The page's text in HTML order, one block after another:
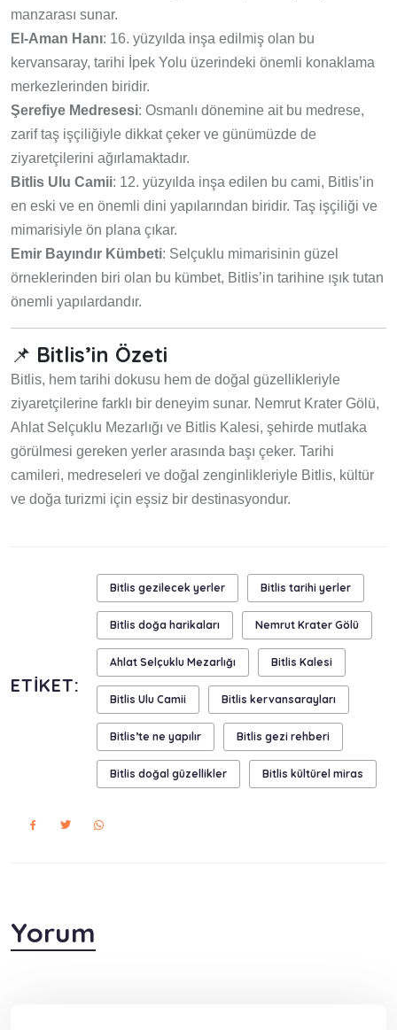
manzarası sunar.
El-Aman Hanı: 16. yüzyılda inşa edilmiş olan bu
kervansaray, tarihi İpek Yolu üzerindeki önemli konaklama
merkezlerinden biridir.
Şerefiye Medresesi: Osmanlı dönemine ait bu medrese,
zarif taş işçiliğiyle dikkat çeker ve günümüzde de
ziyaretçilerini ağırlamaktadır.
Bitlis Ulu Camii: 12. yüzyılda inşa edilen bu cami, Bitlis’in
en eski ve en önemli dini yapılarından biridir. Taş işçiliği ve
mimarisiyle ön plana çıkar.
Emir Bayındır Kümbeti: Selçuklu mimarisinin güzel
örneklerinden biri olan bu kümbet, Bitlis’in tarihine ışık tutan
önemli yapılardandır.
📌 Bitlis’in Özeti
Bitlis, hem tarihi dokusu hem de doğal güzellikleriyle
ziyaretçilerine farklı bir deneyim sunar. Nemrut Krater Gölü,
Ahlat Selçuklu Mezarlığı ve Bitlis Kalesi, şehirde mutlaka
görülmesi gereken yerler arasında başı çeker. Tarihi
camileri, medreseleri ve doğal zenginlikleriyle Bitlis, kültür
ve doğa turizmi için eşsiz bir destinasyondur.
ETIKET:
Bitlis gezilecek yerler Bitlis tarihi yerler
Bitlis doğa harikaları Nemrut Krater Gölü
Ahlat Selçuklu Mezarlığı Bitlis Kalesi
Bitlis Ulu Camii Bitlis kervansarayları
Bitlis’te ne yapılır Bitlis gezi rehberi
Bitlis doğal güzellikler Bitlis kültürel miras
Yorum